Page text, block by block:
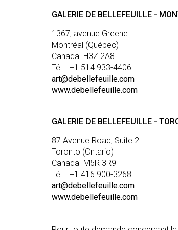
GALERIE DE BELLEFEUILLE -
1367, avenue Greene
Montréal (Québec)
Canada H3Z 2A8
Tél. : +1 514 933-4406
art@debellefeuille.com
www.debellefeuille.com
GALERIE DE BELLEFEUILLE -
87 Avenue Road, Suite 2
Toronto (Ontario)
Canada M5R 3R9
Tél. : +1 416 900-3268
art@debellefeuille.com
www.debellefeuille.com